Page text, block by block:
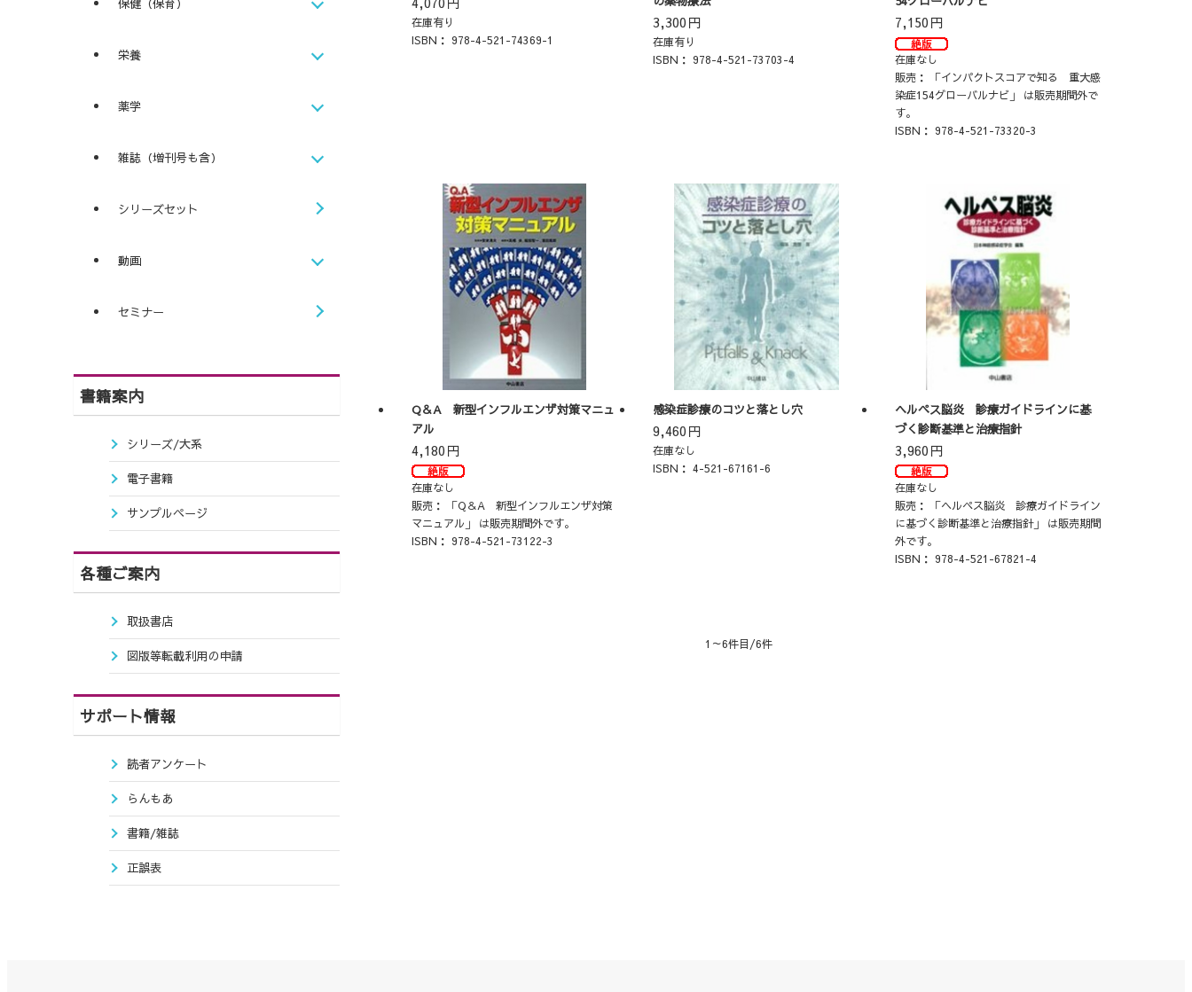
在庫有り
ISBN： 978-4-521-74369-1
3,300円
在庫有り
ISBN： 978-4-521-73703-4
7,150円
在庫なし
販売：
「インパクトスコアで知る 重大感
染症154グローバルナビ」 は販売期間外で
す。
ISBN： 978-4-521-73320-3
Q＆A 新型インフルエンザ対策マニュ
アル
4,180円
在庫なし
販売：
「Q＆A 新型インフルエンザ対策
マニュアル」 は販売期間外です。
ISBN： 978-4-521-73122-3
感染症診療のコツと落とし穴
9,460円
在庫なし
ISBN： 4-521-67161-6
ヘルペス脳炎 診療ガイドラインに基
づく診断基準と治療指針
3,960円
在庫なし
販売：
「ヘルペス脳炎 診療ガイドライン
に基づく診断基準と治療指針」 は販売期間
外です。
ISBN： 978-4-521-67821-4
1～6件目/6件
保健（保育）
栄養
薬学
雑誌（増刊号も含）
シリーズセット
動画
セミナー
書籍案内
シリーズ/大系
電子書籍
サンプルページ
各種ご案内
取扱書店
図版等転載利用の申請
サポート情報
読者アンケート
らんもあ
書籍/雑誌
正誤表